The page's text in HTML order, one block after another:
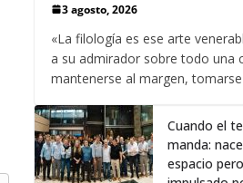
3 agosto, 2026
«La filología es ese arte
a su admirador sobre todo una
mantenerse al margen,
Cuando el
manda:
espacio